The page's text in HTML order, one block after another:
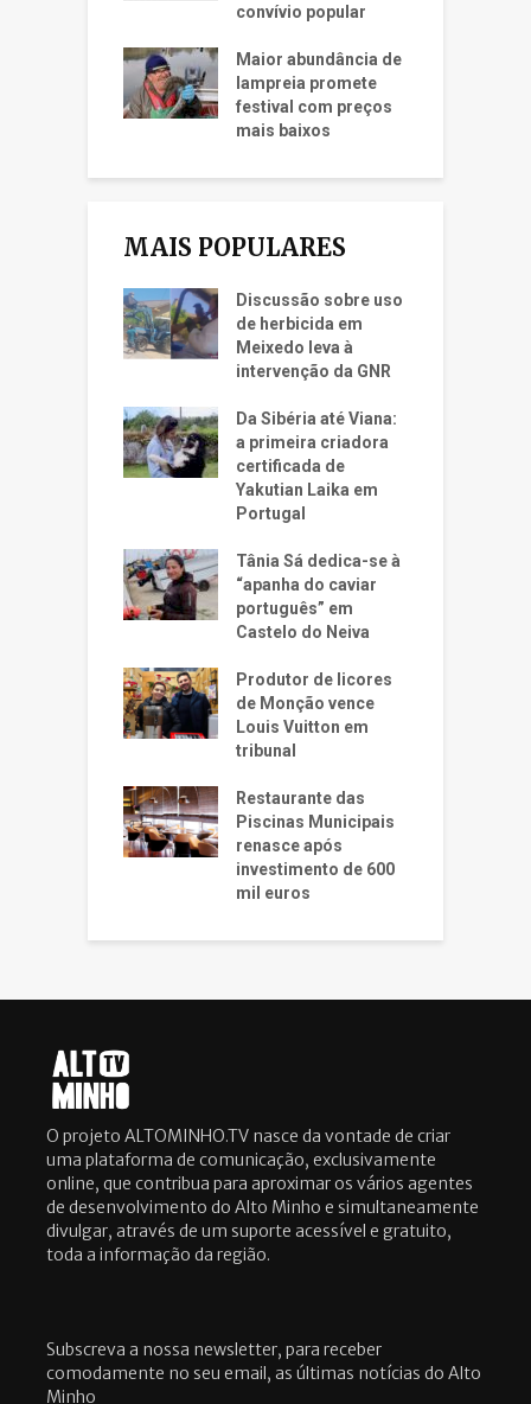
convívio popular
Maior abundância de
lampreia promete
festival com preços
mais baixos
MAIS POPULARES
Discussão sobre uso
de herbicida em
Meixedo leva à
intervenção da GNR
Da Sibéria até Viana:
a primeira criadora
certificada de
Yakutian Laika em
Portugal
Tânia Sá dedica-se à
“apanha do caviar
português” em
Castelo do Neiva
Produtor de licores
de Monção vence
Louis Vuitton em
tribunal
Restaurante das
Piscinas Municipais
renasce após
investimento de 600
mil euros
O projeto ALTOMINHO.TV nasce da vontade de criar
uma plataforma de comunicação, exclusivamente
online, que contribua para aproximar os vários agentes
de desenvolvimento do Alto Minho e simultaneamente
divulgar, através de um suporte acessível e gratuito,
toda a informação da região.
Subscreva a nossa newsletter, para receber
comodamente no seu email, as últimas notícias do Alto
Minho